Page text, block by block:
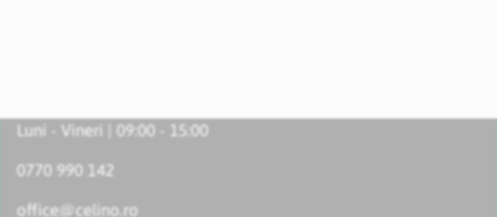
Luni - Vineri | 09:00 - 15:00
0770 990 142
office@celino.ro